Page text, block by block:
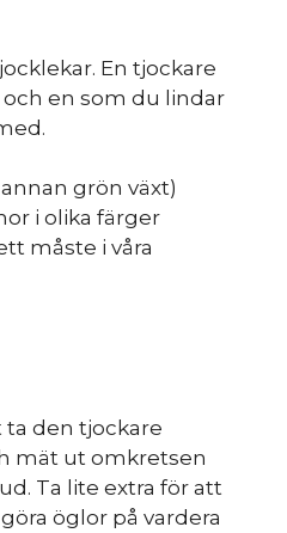
En tjockare
en som du lindar
grön växt)
i olika färger
måste i våra
ta den tjockare
mät ut omkretsen
Ta lite extra för att
öglor på vardera